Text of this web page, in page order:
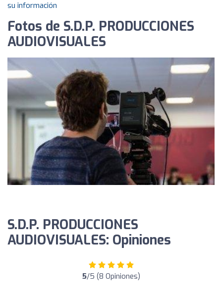
su información
Fotos de S.D.P. PRODUCCIONES
AUDIOVISUALES
S.D.P. PRODUCCIONES
AUDIOVISUALES: Opiniones
5/5 (8 Opiniones)